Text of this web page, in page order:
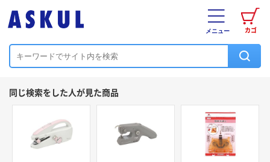
カゴ
メニュー
同じ検索をした人が見た商品